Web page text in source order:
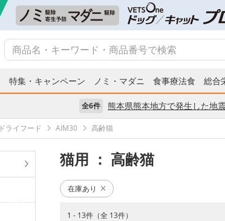
特集・キャンペーン ノミ・マダニ 食事療法食 総合
全6件 熊本県熊本地方で発生した地
ドライフード AIM30 高齢猫
猫用 ： 高齢猫
在庫あり
1 - 13件（全 13件）